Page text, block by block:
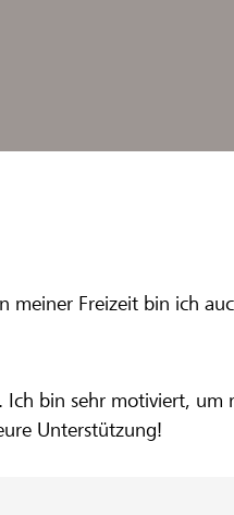
meiner Freizeit bin ich
Ich bin sehr motiviert, um
Unterstützung!